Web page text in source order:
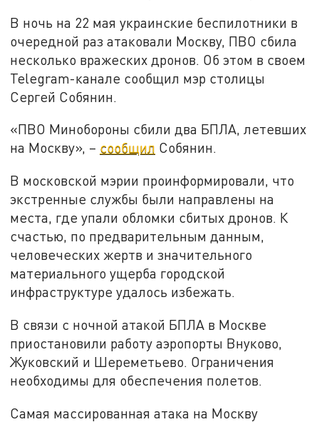
В ночь на 22 мая украинские беспилотники в
очередной раз атаковали Москву, ПВО сбила
несколько вражеских дронов. Об этом в своем
Telegram-канале сообщил мэр столицы
Сергей Собянин.
«ПВО Минобороны сбили два БПЛА, летевших
на Москву», – сообщил Собянин.
В московской мэрии проинформировали, что
экстренные службы были направлены на
места, где упали обломки сбитых дронов. К
счастью, по предварительным данным,
человеческих жертв и значительного
материального ущерба городской
инфраструктуре удалось избежать.
В связи с ночной атакой БПЛА в Москве
приостановили работу аэропорты Внуково,
Жуковский и Шереметьево. Ограничения
необходимы для обеспечения полетов.
Самая массированная атака на Москву